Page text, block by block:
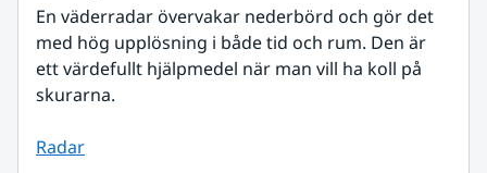
En väderradar övervakar nederbörd och gör det
med hög upplösning i både tid och rum. Den är
ett värdefullt hjälpmedel när man vill ha koll på
skurarna.
Radar